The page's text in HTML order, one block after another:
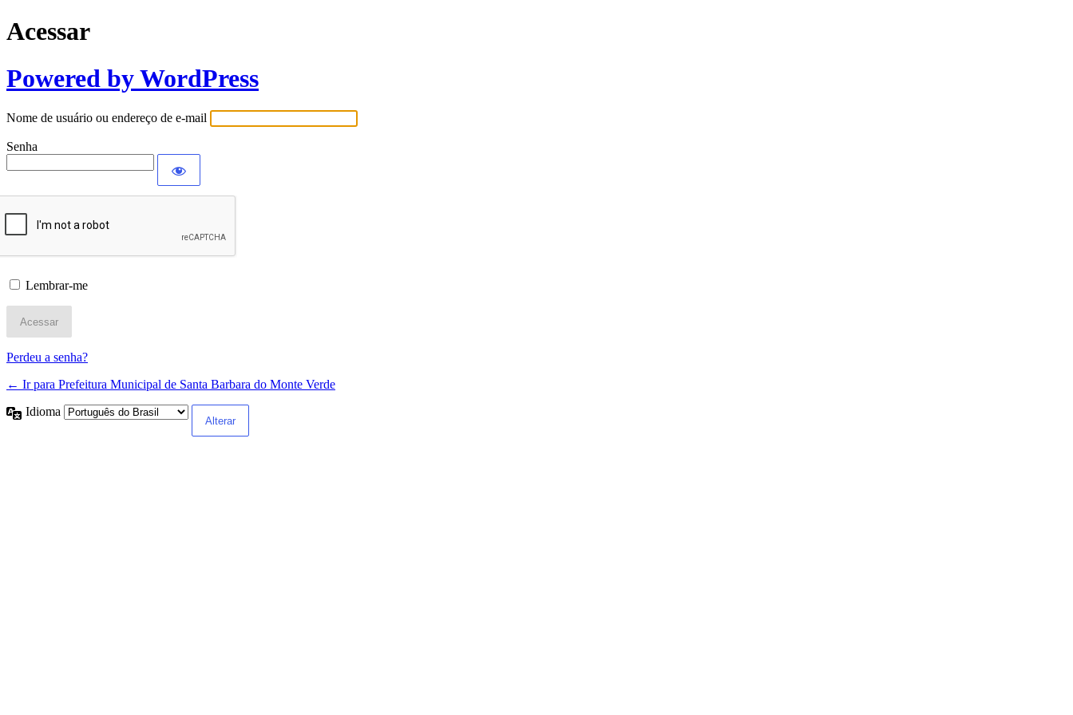
Acessar
Powered by WordPress
Nome de usuário ou endereço de e-mail
Senha
Lembrar-me
Perdeu a senha?
← Ir para Prefeitura Municipal de Santa Barbara do Monte Verde
Idioma